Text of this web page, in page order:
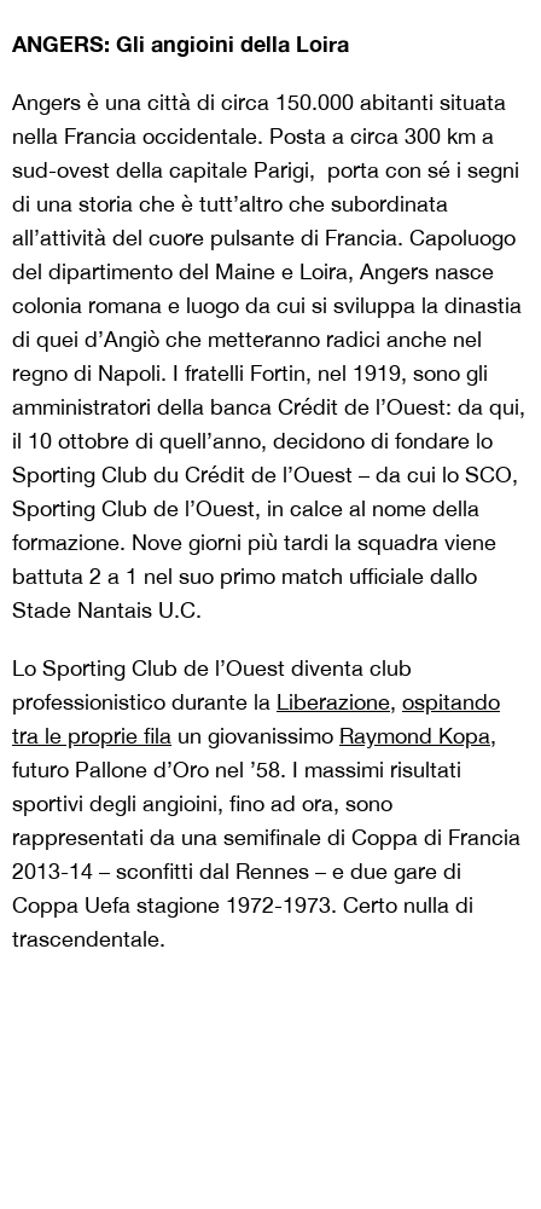
ANGERS: Gli angioini della Loira
Angers è una città di circa 150.000 abitanti situata
nella Francia occidentale. Posta a circa 300 km a
sud-ovest della capitale Parigi, porta con sé i segni
di una storia che è tutt’altro che subordinata
all’attività del cuore pulsante di Francia. Capoluogo
del dipartimento del Maine e Loira, Angers nasce
colonia romana e luogo da cui si sviluppa la dinastia
di quei d’Angiò che metteranno radici anche nel
regno di Napoli. I fratelli Fortin, nel 1919, sono gli
amministratori della banca Crédit de l’Ouest: da qui,
il 10 ottobre di quell’anno, decidono di fondare lo
Sporting Club du Crédit de l’Ouest – da cui lo SCO,
Sporting Club de l’Ouest, in calce al nome della
formazione. Nove giorni più tardi la squadra viene
battuta 2 a 1 nel suo primo match ufficiale dallo
Stade Nantais U.C.
Lo Sporting Club de l’Ouest diventa club
professionistico durante la Liberazione, ospitando
tra le proprie fila un giovanissimo Raymond Kopa,
futuro Pallone d’Oro nel ’58. I massimi risultati
sportivi degli angioini, fino ad ora, sono
rappresentati da una semifinale di Coppa di Francia
2013-14 – sconfitti dal Rennes – e due gare di
Coppa Uefa stagione 1972-1973. Certo nulla di
trascendentale.